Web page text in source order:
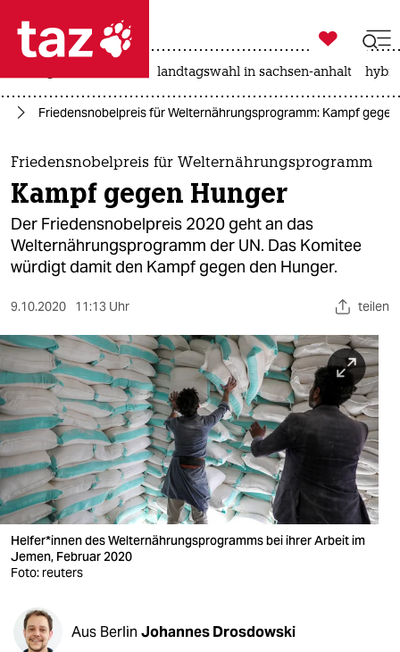
 taz zahl ich
taz zahl ich
themen
politik
öko
gesellschaft
sport
berlin
nord
wahrheit
verlag
verlag
shop

taz zahl ich
landtagswahl in sachsen-anhalt
Friedensnobelpreis für Welternährungsprogramm: Kampf
Friedensnobelpreis für Welternährungsprogramm
Kampf gegen Hunger
Der Friedensnobelpreis 2020 geht an das
Welternährungsprogramm der UN. Das Komitee
würdigt damit den Kampf gegen den Hunger.
9.10.2020 11:13 Uhr teilen
Helfer*innen des Welternährungsprogramms bei ihrer Arbeit im
Jemen, Februar 2020
Foto: reuters
Aus Berlin Johannes Drosdowski